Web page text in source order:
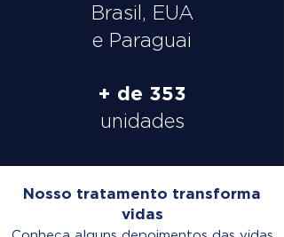
Brasil, EUA
e Paraguai
+ de 353
unidades
Nosso tratamento transforma
vidas